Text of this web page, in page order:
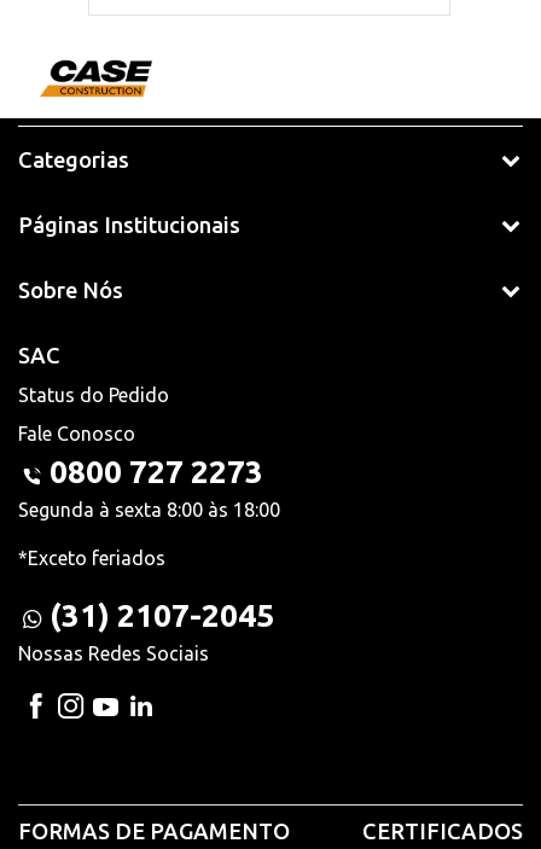
Categorias
Páginas Institucionais
Sobre Nós
SAC
Status do Pedido
Fale Conosco
0800 727 2273
Segunda à sexta 8:00 às 18:00
*Exceto feriados
(31) 2107-2045
Nossas Redes Sociais
FORMAS DE PAGAMENTO CERTIFICADOS